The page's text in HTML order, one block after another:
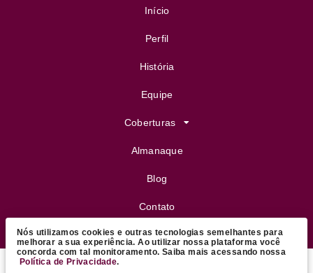
Início
Perfil
História
Equipe
Coberturas
Almanaque
Blog
Contato
FeijoVip
Nós utilizamos cookies e outras tecnologias semelhantes para
melhorar a sua experiência. Ao utilizar nossa plataforma você
concorda com tal monitoramento. Saiba mais acessando nossa
Política de Privacidade.